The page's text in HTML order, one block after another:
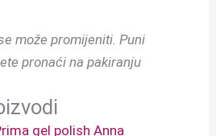
može promijeniti.Puni
pronaći na pakiranju